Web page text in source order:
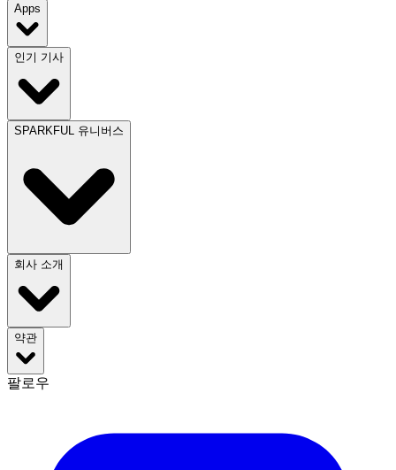
Apps
인기 기사
SPARKFUL 유니버스
회사 소개
약관
팔로우